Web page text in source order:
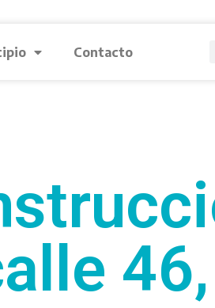
Contacto